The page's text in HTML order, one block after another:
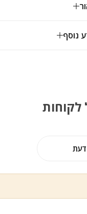
נוסף
לקוחות
דעת